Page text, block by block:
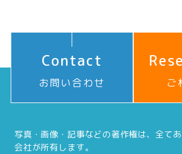
Contact
お問い合わせ ご
写真・画像・記事などの著作権は、全て
会社が所有します。